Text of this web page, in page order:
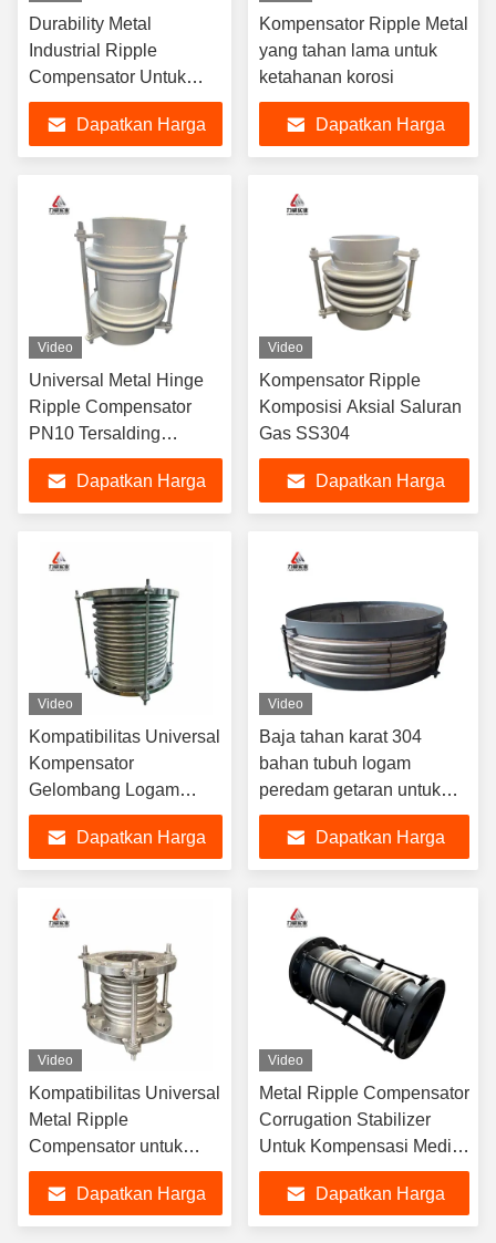
Durability Metal
Industrial Ripple
Compensator Untuk
Ekspansi Pipe Dan
KontraksiDapatkan Harga
Kompensator Ripple Metal
yang tahan lama untuk
ketahanan korosi
Dapatkan Harga
Video
Universal Metal Hinge
Ripple Compensator
PN10 Tersalding
Berkualitas Tinggi
Dapatkan Harga
Video
Kompensator Ripple
Komposisi Aksial Saluran
Gas SS304
Dapatkan Harga
Video
Kompatibilitas Universal
Kompensator
Gelombang Logam
dengan Bahan Karoseri
Baja Rinsing 304 dalam
kisaran suhu -10C-
Dapatkan Harga
Video
Baja tahan karat 304
bahan tubuh logam
peredam getaran untuk
daya tahan tinggi dan
kinerja
Dapatkan Harga
Video
Kompatibilitas Universal
Metal Ripple
Compensator untuk
media udara tahan
korosi
Dapatkan Harga
Video
Metal Ripple Compensator
Corrugation Stabilizer
Untuk Kompensasi Media
Tugas Berat
Dapatkan Harga